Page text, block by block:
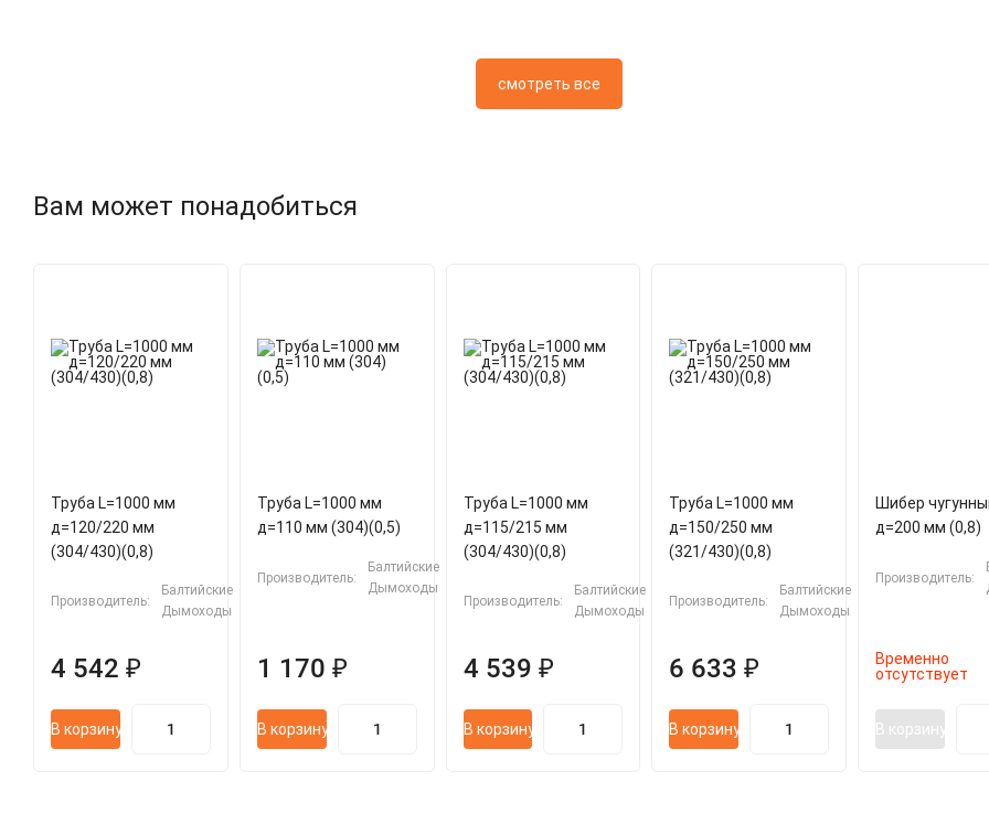
смотреть все
Вам может понадобиться
Труба L=1000 мм
д=120/220 мм
(304/430)(0,8)
Производитель:
Балтийские
Дымоходы
4 542 ₽
В корзину
Труба L=1000 мм
д=110 мм (304)(0,5)
Производитель:
Балтийские
Дымоходы
1 170 ₽
В корзину
Труба L=1000 мм
д=115/215 мм
(304/430)(0,8)
Производитель:
Балтийские
Дымоходы
4 539 ₽
В корзину
Труба L=1000 мм
д=150/250 мм
(321/430)(0,8)
Производитель:
Балтийские
Дымоходы
6 633 ₽
В корзину
Шибер
д=200 мм (0,8)
Производитель:
Временно
отсутствует
В корзину